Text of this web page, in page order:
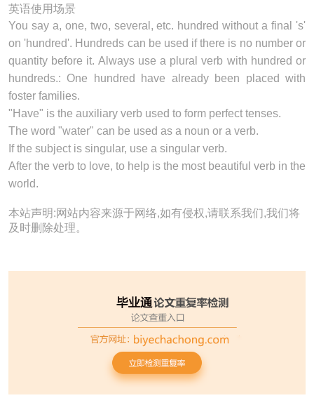
英语使用场景
You say a, one, two, several, etc. hundred without a final 's'
on 'hundred'. Hundreds can be used if there is no number or
quantity before it. Always use a pluralverb with hundred or
hundreds.: One hundred have already been placed with
foster families.
"Have" is the auxiliary verb used to form perfect tenses.
The word "water" can be used as a noun or a verb.
If the subject is singular, use a singular verb.
After the verb to love, to help is the most beautiful verb in the
world.
本站声明:网站内容来源于网络,如有侵权,请联系我们,我们将
及时删除处理。